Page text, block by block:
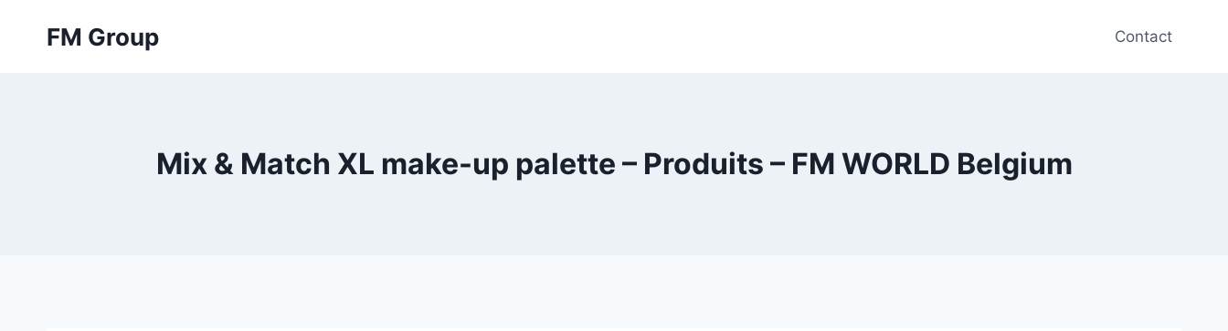
FM Group Contact
Mix & Match XL make-up palette – Produits – FM WORLD Belgium